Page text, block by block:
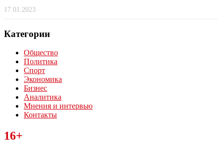
17.01.2023
Категории
Общество
Политика
Спорт
Экономика
Бизнес
Аналитика
Мнения и интервью
Контакты
Читайте последние новости дня в Тульской области на сайте
“ЗаНовомосковск”
16+